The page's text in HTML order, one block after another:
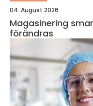
04. August 2026
Magasinering smart förvaring när livet
förändras